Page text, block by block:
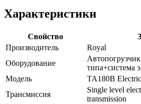
Характеристики
Свойство
Производитель
Royal
Оборудование
типа+система
Модель
TA180B Electric
Трансмиссия
Single level
transmission